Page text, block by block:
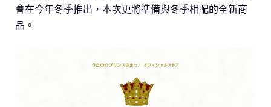
會在今年冬季推出，本次更將準備與冬季相配的全新商
品。